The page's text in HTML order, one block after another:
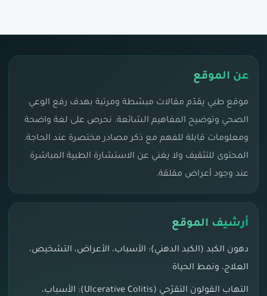
عن الموقع
موقع طبي يقدّم مقالات مبسّطة ومرتبة بهدف رفع الوعي
الصحي وتوضيح المفاهيم الشائعة. نحرص على لغة واضحة
ومعلومات قابلة للفهم مع ذكر مصادر مختصرة عند الحاجة.
المحتوى للتثقيف ولا يغني عن الاستشارة الطبية المباشرة
عند وجود أعراض مقلقة.
أرشيف الموقع
دهون الكبد (الكبد الدهني): الأسباب، الأعراض، التشخيص،
العلاج، ونمط الحياة
التهاب القولون التقرّحي (Ulcerative Colitis): الأسباب،